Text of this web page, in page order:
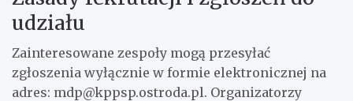
udziału
Zainteresowane zespoły mogą przesyłać
zgłoszenia wyłącznie w formie elektronicznej na
adres: mdp@kppsp.ostroda.pl. Organizatorzy